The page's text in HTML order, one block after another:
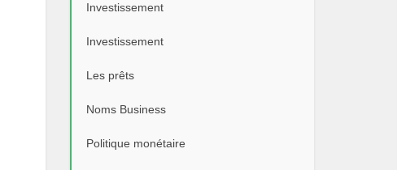
Investissement
Investissement
Les prêts
Noms Business
Politique monétaire